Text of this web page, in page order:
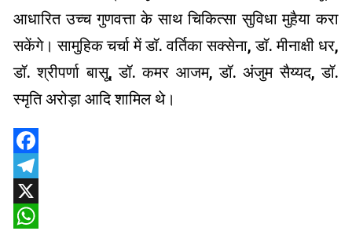
आधारित उच्च गुणवत्ता के साथ चिकित्सा सुविधा मुहैया करा
सकेंगे। सामुहिक चर्चा में डॉ. वर्तिका सक्सेना, डॉ. मीनाक्षी धर,
डॉ. श्रीपर्णा बासू, डॉ. कमर आजम, डॉ. अंजुम सैय्यद, डॉ.
स्मृति अरोड़ा आदि शामिल थे।
Facebook
Telegram
X